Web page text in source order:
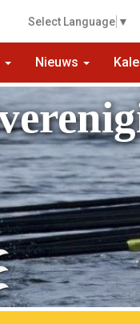
Select Language ▼
Nieuws